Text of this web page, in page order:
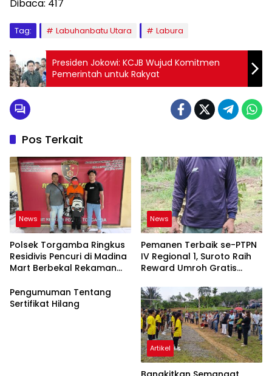
Dibaca: 417
Tag: Labuhanbatu Utara Labura
Presiden Jokowi: KCJB Wujud Komitmen
Pemerintah untuk Rakyat
Pos Terkait
News
Polsek Torgamba Ringkus
Residivis Pencuri di Madina
Mart Berbekal Rekaman
News
Pemanen Terbaik se-PTPN
IV Regional 1, Suroto Raih
Reward Umroh Gratis
Pengumuman Tentang
Sertifikat Hilang
Artikel